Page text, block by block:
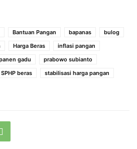
Bantuan Pangan bapanas
bulog
Harga Beras
inflasi pangan
gadu
prabowo subianto
SPHP beras
stabilisasi harga pangan